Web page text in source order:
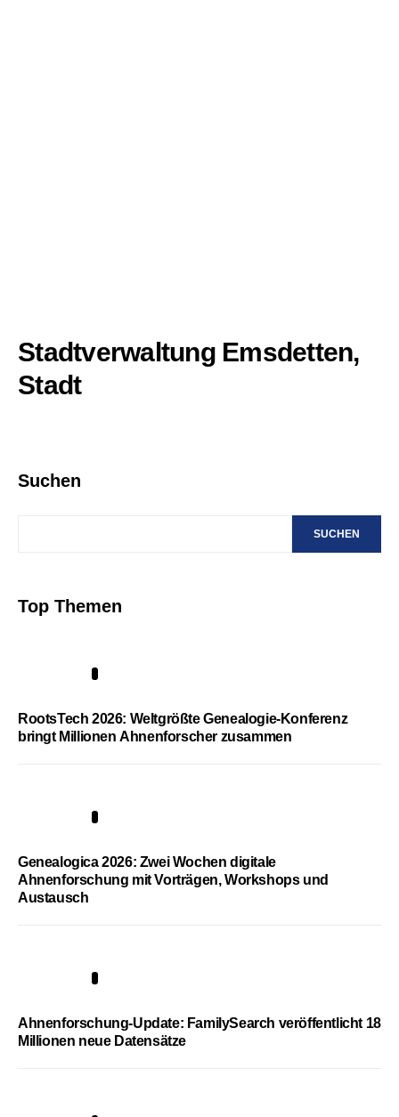
Stadtverwaltung Emsdetten,
Stadt
Suchen
SUCHEN
Top Themen
RootsTech 2026: Weltgrößte Genealogie-Konferenz
bringt Millionen Ahnenforscher zusammen
Genealogica 2026: Zwei Wochen digitale
Ahnenforschung mit Vorträgen, Workshops und
Austausch
Ahnenforschung-Update: FamilySearch veröffentlicht 18
Millionen neue Datensätze